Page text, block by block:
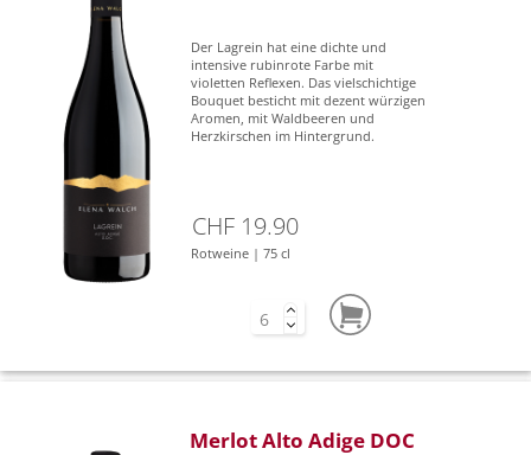
Der Lagrein hat eine dichte und
intensive rubinrote Farbe mit
violetten Reflexen. Das vielschichtige
Bouquet besticht mit dezent würzigen
Aromen, mit Waldbeeren und
Herzkirschen im Hintergrund.
CHF 19.90
Rotweine | 75 cl
Merlot Alto Adige DOC